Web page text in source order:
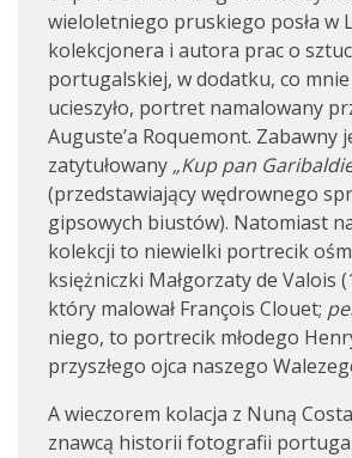
wieloletniego pruskiego posła w
kolekcjonera i autora prac o
portugalskiej, w dodatku, co
ucieszyło, portret namalowany
Auguste’a Roquemont. Zabawny
zatytułowany „Kup pan
(przedstawiający wędrownego
gipsowych biustów). Natomiast
kolekcji to niewielki portrecik
księżniczki Małgorzaty de Valois
który malował François Clouet;
niego, to portrecik młodego
przyszłego ojca naszego
A wieczorem kolacja z Nuną
znawcą historii fotografii